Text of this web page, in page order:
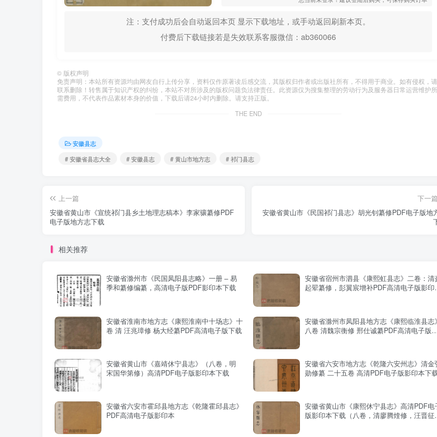
注：支付成功后会自动返回本页 显示下载地址，或手动返回刷新本页。
付费后下载链接若是失效联系客服微信：ab360066
© 版权声明
免责声明：本站所有资源均由网友自行上传分享，资料仅作原著读后感交流，其版权归作者或出版社所有，不得用于商业。如有侵权，请
联系删除！转售属于知识产权的纠纷，本站不对所涉及的版权问题负法律责任。此资源仅为搜集整理的劳动行为及服务器日常运营维护所
需费用，不代表作品素材本身的价值，下载后请24小时内删除。请支持正版。
THE END
安徽县志
# 安徽省县志大全
# 安徽县志 # 黄山市地方志 # 祁门县志
上一篇
安徽省黄山市《宣统祁门县乡土地理志稿本》李家骧纂修PDF
电子版地方志下载
下一篇
安徽省黄山市《民国祁门县志》胡光钊纂修PDF电子版地
相关推荐
安徽省滁州市《民国凤阳县志略》一册 – 易
季和纂修编纂，高清电子版PDF影印本下载
安徽省宿州市泗县《康熙虹县志》二卷：清
起翚纂修，彭翼宸增补PDF高清电子版影印
安徽省淮南市地方志《康熙淮南中十场志》十
卷 清 汪兆璋修 杨大经纂PDF高清电子版下载
安徽省滁州市凤阳县地方志《康熙临淮县志》
八卷 清魏宗衡修 邢仕诚纂PDF高清电子版
安徽省黄山市《嘉靖休宁县志》（八卷，明
宋国华第修）高清PDF电子版影印本下载
安徽省六安市地方志《乾隆六安州志》清金
勋修纂 二十五卷 高清PDF电子版影印本下
安徽省六安市霍邱县地方志《乾隆霍邱县志》
PDF高清电子版影印本
安徽省黄山市《康熙休宁县志》高清PDF电
版影印本下载（八卷，清廖腾煃修，汪晋征